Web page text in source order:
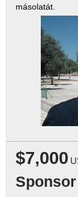
másolatát.
$7,000